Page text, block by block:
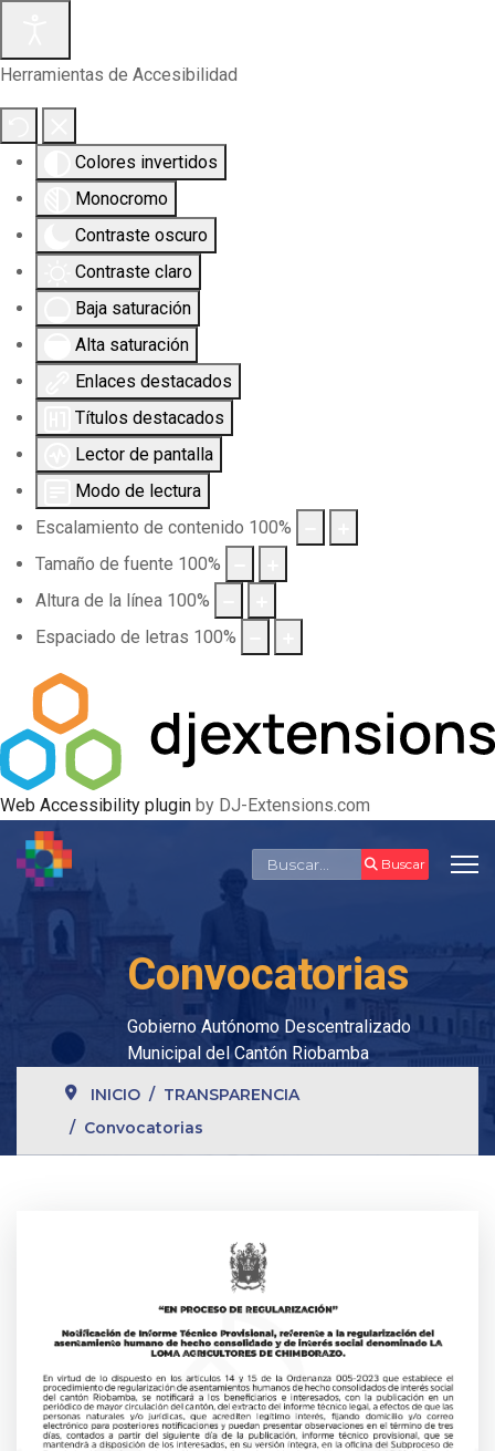
Herramientas de Accesibilidad
Colores invertidos
Monocromo
Contraste oscuro
Contraste claro
Baja saturación
Alta saturación
Enlaces destacados
Títulos destacados
Lector de pantalla
Modo de lectura
Escalamiento de contenido 100%
Tamaño de fuente 100%
Altura de la línea 100%
Espaciado de letras 100%
Web Accessibility plugin by DJ-Extensions.com
Buscar Buscar
Convocatorias
Gobierno Autónomo Descentralizado
Municipal del Cantón Riobamba
INICIO
TRANSPARENCIA
Convocatorias